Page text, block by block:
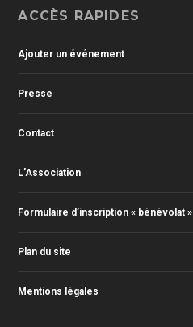
ACCÈS RAPIDES
Ajouter un événement
Presse
Contact
L’Association
Formulaire d’inscription « bénévolat »
Plan du site
Mentions légales